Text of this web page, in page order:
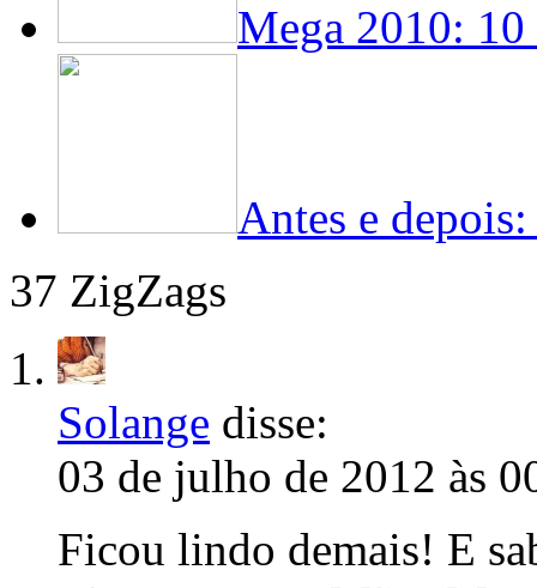
Mega 2010: 10
Antes e
37 ZigZags
Solange disse:
03 de julho de 2012 às
Ficou lindo demais! E